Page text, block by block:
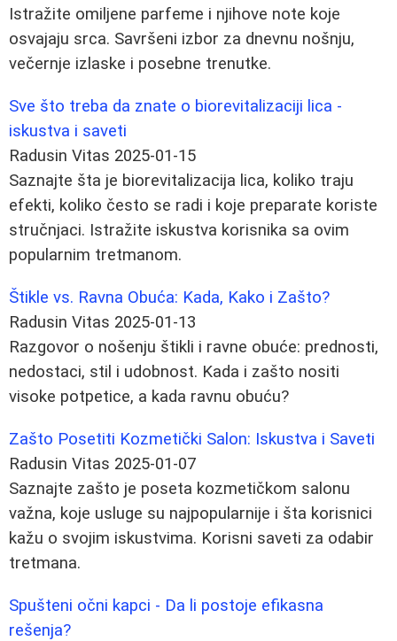
Istražite omiljene parfeme i njihove note koje
osvajaju srca. Savršeni izbor za dnevnu nošnju,
večernje izlaske i posebne trenutke.
Sve što treba da znate o biorevitalizaciji lica -
iskustva i saveti
Radusin Vitas 2025-01-15
Saznajte šta je biorevitalizacija lica, koliko traju
efekti, koliko često se radi i koje preparate koriste
stručnjaci. Istražite iskustva korisnika sa ovim
popularnim tretmanom.
Štikle vs. Ravna Obuća: Kada, Kako i Zašto?
Radusin Vitas 2025-01-13
Razgovor o nošenju štikli i ravne obuće: prednosti,
nedostaci, stil i udobnost. Kada i zašto nositi
visoke potpetice, a kada ravnu obuću?
Zašto Posetiti Kozmetički Salon: Iskustva i Saveti
Radusin Vitas 2025-01-07
Saznajte zašto je poseta kozmetičkom salonu
važna, koje usluge su najpopularnije i šta korisnici
kažu o svojim iskustvima. Korisni saveti za odabir
tretmana.
Spušteni očni kapci - Da li postoje efikasna
rešenja?